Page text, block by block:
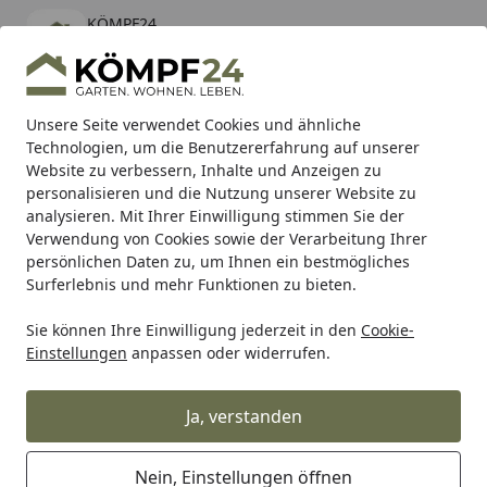
Unsere Seite verwendet Cookies und ähnliche
Technologien, um die Benutzererfahrung auf unserer
Website zu verbessern, Inhalte und Anzeigen zu
personalisieren und die Nutzung unserer Website zu
analysieren. Mit Ihrer Einwilligung stimmen Sie der
Verwendung von Cookies sowie der Verarbeitung Ihrer
persönlichen Daten zu, um Ihnen ein bestmögliches
Surferlebnis und mehr Funktionen zu bieten.
Sie können Ihre Einwilligung jederzeit in den Cookie-
Einstellungen anpassen oder widerrufen.
Ja, verstanden
Nein, Einstellungen öffnen
KÖMPF24
kostenlos - Im App Store
Hotline
Alle Produkte
Mein Konto
Suchen
Karibu Pools inkl. gratis Sandfilteranlage & Pool-
Starterset (Gesamtwert bis 468,99€)
Startseite
SBS Bremsbeläge Off Road SBS Bremsbelag 648SI
SBS Bremsbelag 648SI Offroad